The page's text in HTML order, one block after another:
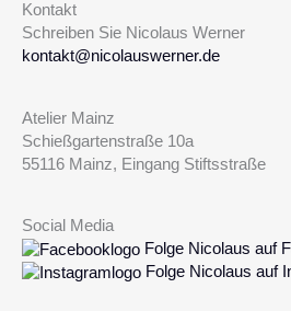
Kontakt
Schreiben Sie Nicolaus Werner
kontakt@nicolauswerner.de
Atelier Mainz
Schießgartenstraße 10a
55116 Mainz, Eingang Stiftsstraße
Social Media
Folge Nicolaus auf
Folge Nicolaus auf